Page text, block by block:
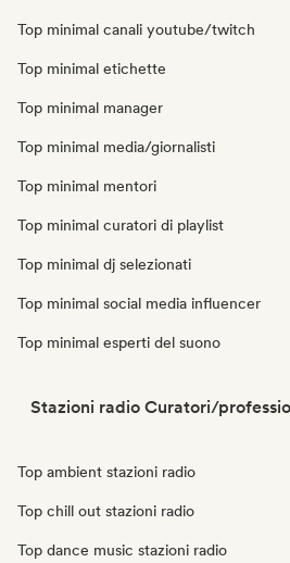
Top minimal canali youtube/twitch
Top minimal etichette
Top minimal manager
Top minimal media/giornalisti
Top minimal mentori
Top minimal curatori di playlist
Top minimal dj selezionati
Top minimal social media influencer
Top minimal esperti del suono
Stazioni radio Curatori/
Top ambient stazioni radio
Top chill out stazioni radio
Top dance music stazioni radio